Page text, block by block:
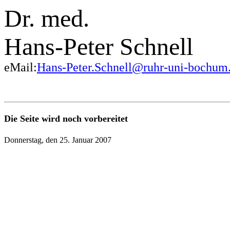
Dr. med.
Hans-Peter Schnell
eMail:Hans-Peter.Schnell@ruhr-uni-
Die Seite wird noch vorbereitet
Donnerstag, den 25. Januar 2007